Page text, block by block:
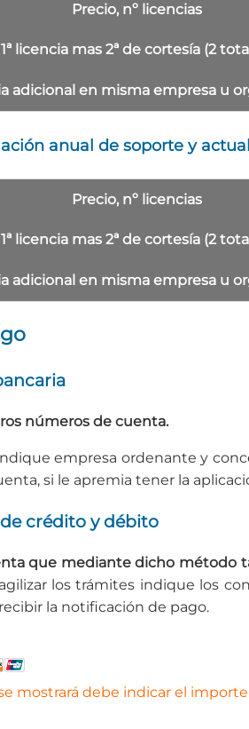
Precio, nº licencias
1ª licencia mas 2ª de cortesía (2
adicional en misma empresa u
anual de soporte y
Precio, nº licencias
1ª licencia mas 2ª de cortesía (2
adicionalen misma empresa u
números de cuenta.
empresa ordenante y
si le apremia tener la
crédito y débito
que mediante dicho método
los trámites indique los
la notificación de pago.
mostrará debe indicar el